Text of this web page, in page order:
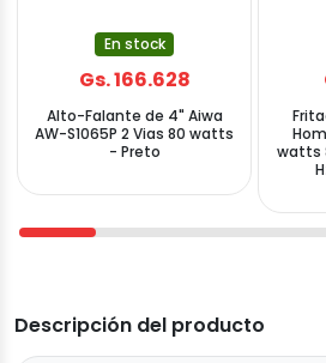
En stock
Gs. 166.628
Alto-Falante de 4" Aiwa
AW-S1065P 2 Vias 80 watts
- Preto
watts
Descripción del producto